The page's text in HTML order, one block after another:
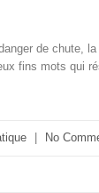
de chute,
fins mots qui
No